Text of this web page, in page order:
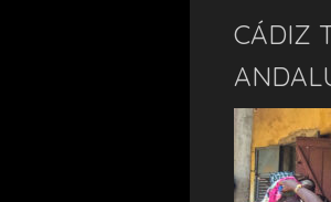
CÁDIZ